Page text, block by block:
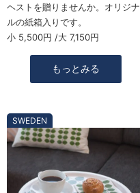
ヘストを贈りませんか。オリジナ
ルの紙箱入りです。
小 5,500円 /大 7,150円
もっとみる
SWEDEN